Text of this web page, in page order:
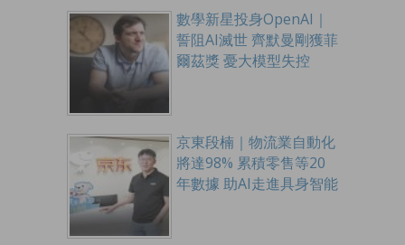
數學新星投身OpenAI｜
誓阻AI滅世 齊默曼剛獲菲
爾茲獎 憂大模型失控
京東段楠｜物流業自動化
將達98% 累積零售等20
年數據 助AI走進具身智能